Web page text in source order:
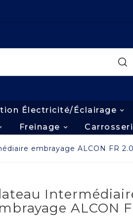
Électricité/éclairage
Freinage
embrayage ALCON FR 2.0
ALCON